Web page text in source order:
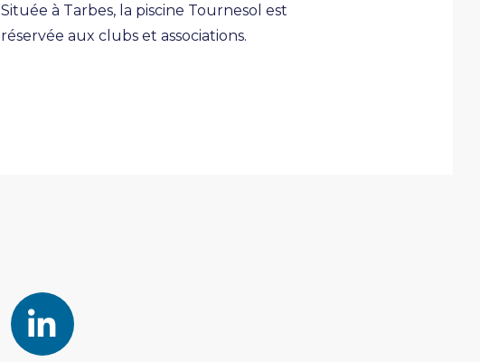
Située à Tarbes, la piscine Tournesol est
réservée aux clubs et associations.